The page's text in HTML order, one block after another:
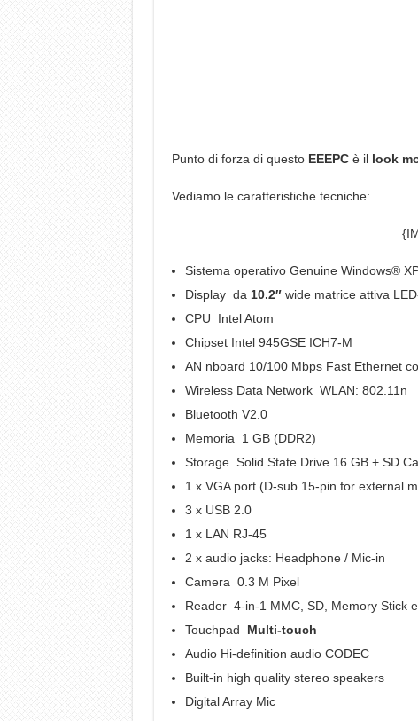
Punto di forza di questo EEEPC è il look
Vediamo le caratteristiche tecniche:
Sistema operativo Genuine Windows®
Display da 10.2″wide matrice attiva
CPU Intel Atom
Chipset Intel 945GSE ICH7-M
AN nboard 10/100 Mbps Fast Ethernet
Wireless Data Network WLAN: 802.11n
Bluetooth V2.0
Memoria 1 GB (DDR2)
Storage Solid State Drive 16 GB + SD
1 x VGA port (D-sub 15-pin for external
3 x USB 2.0
1 x LAN RJ-45
2 x audio jacks: Headphone / Mic-in
Camera 0.3 M Pixel
Reader 4-in-1 MMC, SD, Memory Stick
Touchpad Multi-touch
Audio Hi-definition audio CODEC
Built-in high quality stereo speakers
Digital Array Mic